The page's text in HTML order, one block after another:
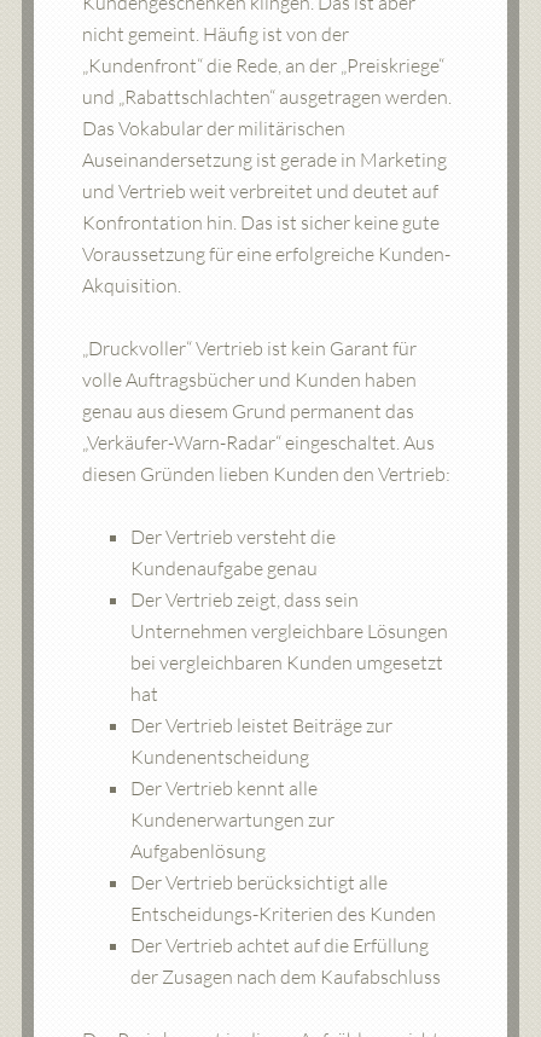
nicht gemeint. Häufig ist von der
„Kundenfront“ die Rede, an der „Preiskriege“
und „Rabattschlachten“ ausgetragen werden.
Das Vokabular der militärischen
Auseinandersetzung ist gerade in Marketing
und Vertrieb weit verbreitet und deutet auf
Konfrontation hin. Das ist sicher keine gute
Voraussetzung für eine erfolgreiche Kunden-
Akquisition.
„Druckvoller“ Vertrieb ist kein Garant für
volle Auftragsbücher und Kunden haben
genau aus diesem Grund permanent das
„Verkäufer-Warn-Radar“ eingeschaltet. Aus
diesen Gründen lieben Kunden den Vertrieb:
Der Vertrieb versteht die
Kundenaufgabe genau
Der Vertrieb zeigt, dass sein
Unternehmen vergleichbare Lösungen
bei vergleichbaren Kunden umgesetzt
hat
Der Vertrieb leistet Beiträge zur
Kundenentscheidung
Der Vertrieb kennt alle
Kundenerwartungen zur
Aufgabenlösung
Der Vertrieb berücksichtigt alle
Entscheidungs-Kriterien des Kunden
Der Vertrieb achtet auf die Erfüllung
der Zusagen nach dem Kaufabschluss